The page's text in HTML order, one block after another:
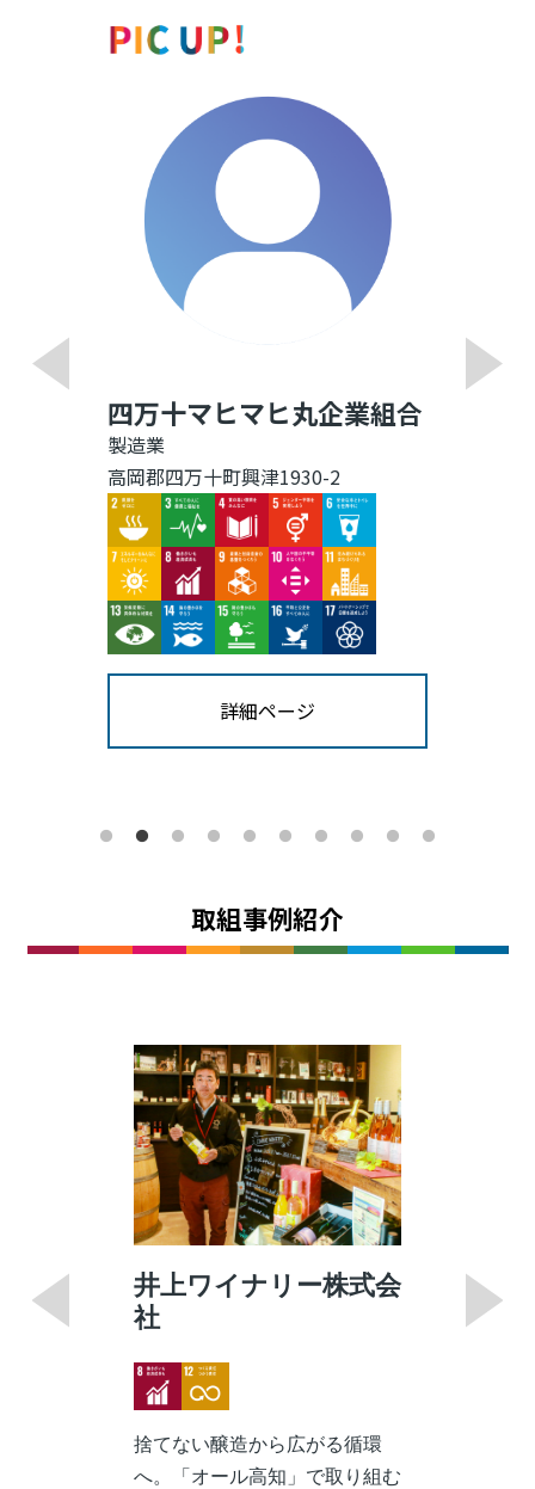
四万十マヒマヒ丸企業組合
製造業
高岡郡四万十町興津1930-2
ImageImageImageImageImage
ImageImageImageImageImage
ImageImageImageImageImage
詳細ページ
取組事例紹介
井上ワイナリー株式会
社
ImageImage
捨てない醸造から広がる循環
へ。「オール高知」で取り組む